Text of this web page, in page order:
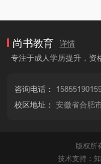
尚书教育
详情
专注于成人学历提升，资
咨询电话：
校区地址： 安徽省合肥
版权所
技术支持：